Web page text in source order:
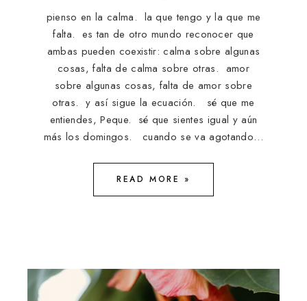
pienso en la calma. la que tengo y la que me
falta. es tan de otro mundo reconocer que
ambas pueden coexistir: calma sobre algunas
cosas, falta de calma sobre otras. amor
sobre algunas cosas, falta de amor sobre
otras. y así sigue la ecuación. sé que me
entiendes, Peque. sé que sientes igual y aún
más los domingos. cuando se va agotando…
READ MORE »